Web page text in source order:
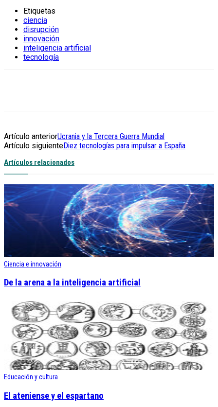
Etiquetas
ciencia
disrupción
innovación
inteligencia artificial
tecnología
Artículo anteriorUcrania y la Tercera Guerra Mundial
Artículo siguienteDiez tecnologías para impulsar a España
Artículos relacionados
Ciencia e innovación
De la arena a la inteligencia artificial
Educación y cultura
El ateniense y el espartano